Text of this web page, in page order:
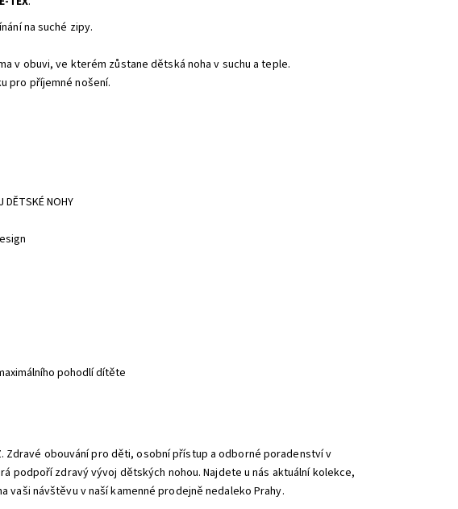
na suché zipy.
v obuvi, ve kterém zůstane dětská noha v suchu a teple.
pro příjemné nošení.
DĚTSKÉ NOHY
pohodlí dítěte
Zdravé obouvání pro děti, osobní přístup a odborné poradenství v
podpoří zdravý vývoj dětských nohou. Najdete u nás aktuální kolekce,
návštěvu v naší kamenné prodejně nedaleko Prahy.